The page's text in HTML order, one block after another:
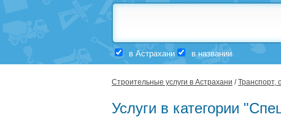
в Астрахани в названии
Строительные услуги в Астрахани /Транспорт,
Услуги в категории